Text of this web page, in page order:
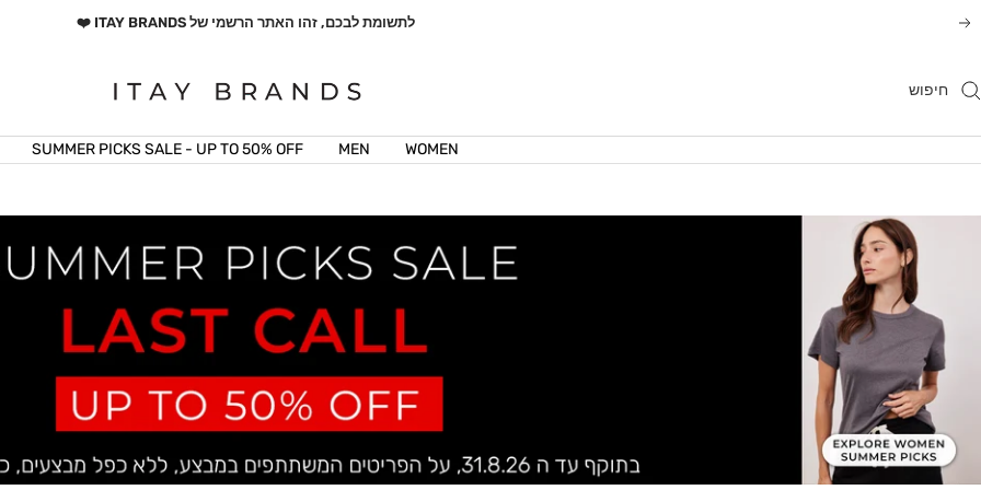
הקודם
לתשומת לבכם, זהו האתר הרשמי של ITAY BRANDS ❤️
ITAY
BRANDS
WOMEN
MEN
SUMMER PICKS SALE - UP TO 50% OFF